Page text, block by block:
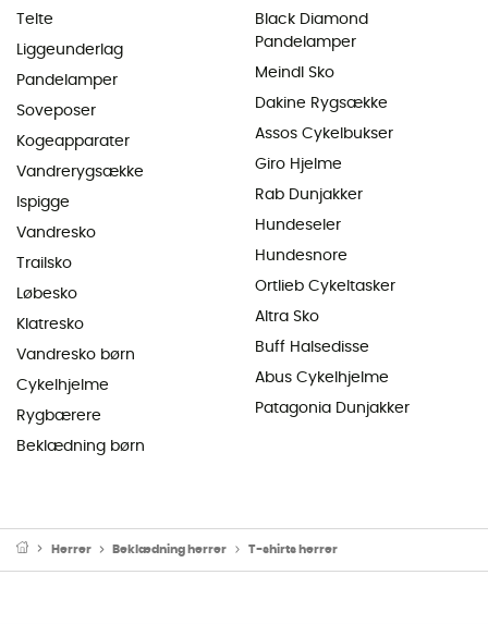
Telte
Liggeunderlag
Pandelamper
Soveposer
Kogeapparater
Vandrerygsække
Ispigge
Vandresko
Trailsko
Løbesko
Klatresko
Vandresko børn
Cykelhjelme
Rygbærere
Beklædning børn
Black Diamond
Pandelamper
Meindl Sko
Dakine Rygsække
Assos Cykelbukser
Giro Hjelme
Rab Dunjakker
Hundeseler
Hundesnore
Ortlieb Cykeltasker
Altra Sko
Buff Halsedisse
Abus Cykelhjelme
Patagonia Dunjakker
Herrer Beklædning herrer T-shirts herrer